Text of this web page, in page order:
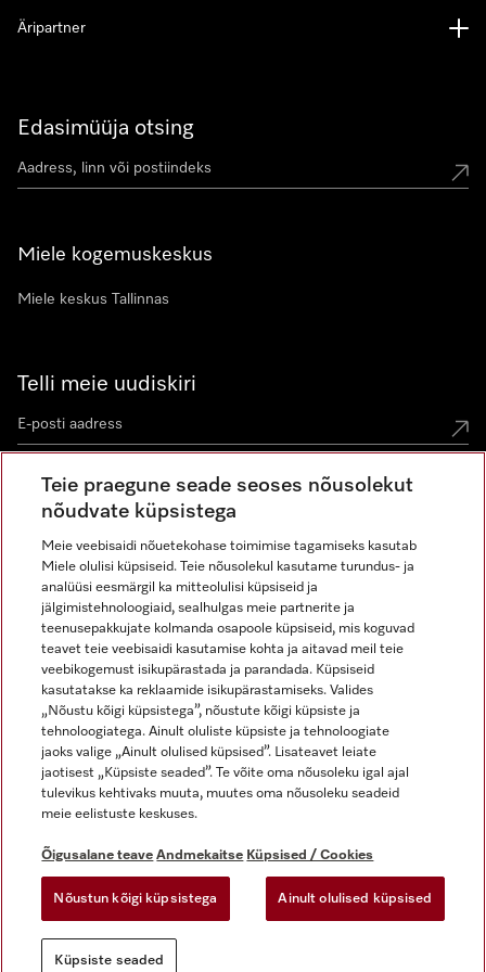
Edasimüüja otsing
Miele kogemuskeskus
Miele keskus Tallinnas
Telli meie uudiskiri
Äripartner
Õigusalane teave
Üldtingimused
Andmekaitse
Kasutustingimused
Digiteenuste seadus
Küpsiste seaded
Miele Instagramis
Miele Facebookis
Miele Youtube'is
Teie praegune seade seoses nõusolekut
nõudvate küpsistega
Meie veebisaidi nõuetekohase toimimise tagamiseks kasutab
Miele olulisi küpsiseid. Teie nõusolekul kasutame turundus- ja
analüüsi eesmärgil ka mitteolulisi küpsiseid ja
jälgimistehnoloogiaid, sealhulgas meie partnerite ja
teenusepakkujate kolmanda osapoole küpsiseid, mis koguvad
teavet teie veebisaidi kasutamise kohta ja aitavad meil teie
veebikogemust isikupärastada ja parandada. Küpsiseid
kasutatakse ka reklaamide isikupärastamiseks. Valides
„Nõustu kõigi küpsistega”, nõustute kõigi küpsiste ja
tehnoloogiatega. Ainult oluliste küpsiste ja tehnoloogiate
jaoks valige „Ainult olulised küpsised”. Lisateavet leiate
jaotisest „Küpsiste seaded”. Te võite oma nõusoleku igal ajal
tulevikus kehtivaks muuta, muutes oma nõusoleku seadeid
meie eelistuste keskuses.
Õigusalane teave Andmekaitse Küpsised / Cookies
Nõustun kõigi küpsistega Ainult olulised küpsised
Küpsiste seaded